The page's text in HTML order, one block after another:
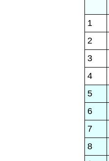
1
2
3
4
5
6
7
8